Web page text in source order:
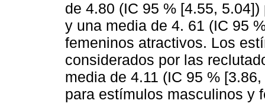
de 4.80 (IC 95 % [4.55,
y una media de 4. 61 (IC 95
femeninos atractivos. Los
considerados por las
media de 4.11 (IC 95 %
para estímulos masculinos y